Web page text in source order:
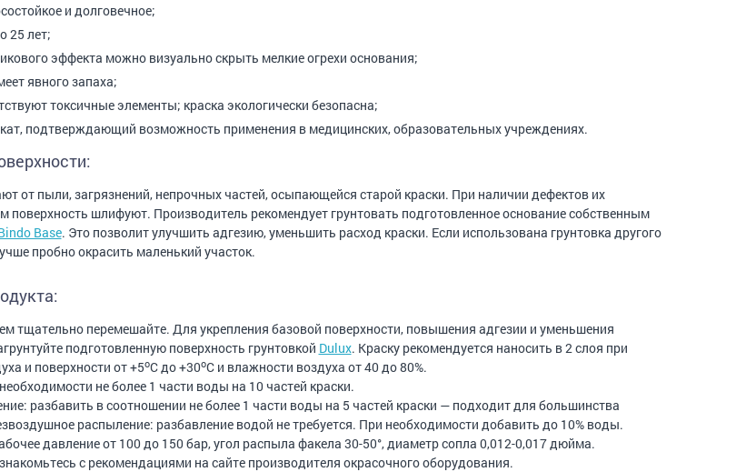
и долговечное;
25 лет;
эффекта можно визуально скрыть мелкие огрехи основания;
явного запаха;
токсичные элементы; краска экологически безопасна;
подтверждающий возможность применения в медицинских, образовательных учреждениях.
от пыли, загрязнений, непрочных частей, осыпающейся старой краски. При наличии дефектов их
поверхность шлифуют. Производитель рекомендует грунтовать подготовленное основание собственным
Base. Это позволит улучшить адгезию, уменьшить расход краски. Если использована грунтовка другого
пробно окрасить маленький участок.
тщательно перемешайте. Для укрепления базовой поверхности, повышения адгезии и уменьшения
подготовленную поверхность грунтовкой Dulux. Краску рекомендуется наносить в 2 слоя при
и поверхности от +5oC до +30oС и влажности воздуха от 40 до 80%.
не более 1 части воды на 10 частей краски.
разбавить в соотношении не более 1 части воды на 5 частей краски — подходит для большинства
распыление: разбавление водой не требуется. При необходимости добавить до 10% воды.
давление от 100 до 150 бар, угол распыла факела 30-50°, диаметр сопла 0,012-0,017 дюйма.
с рекомендациями на сайте производителя окрасочного оборудования.